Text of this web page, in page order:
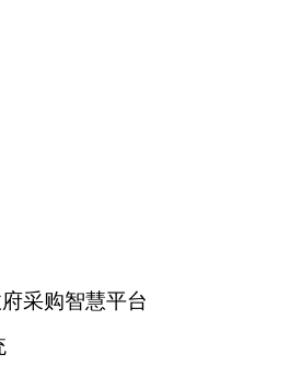
采购智慧平台